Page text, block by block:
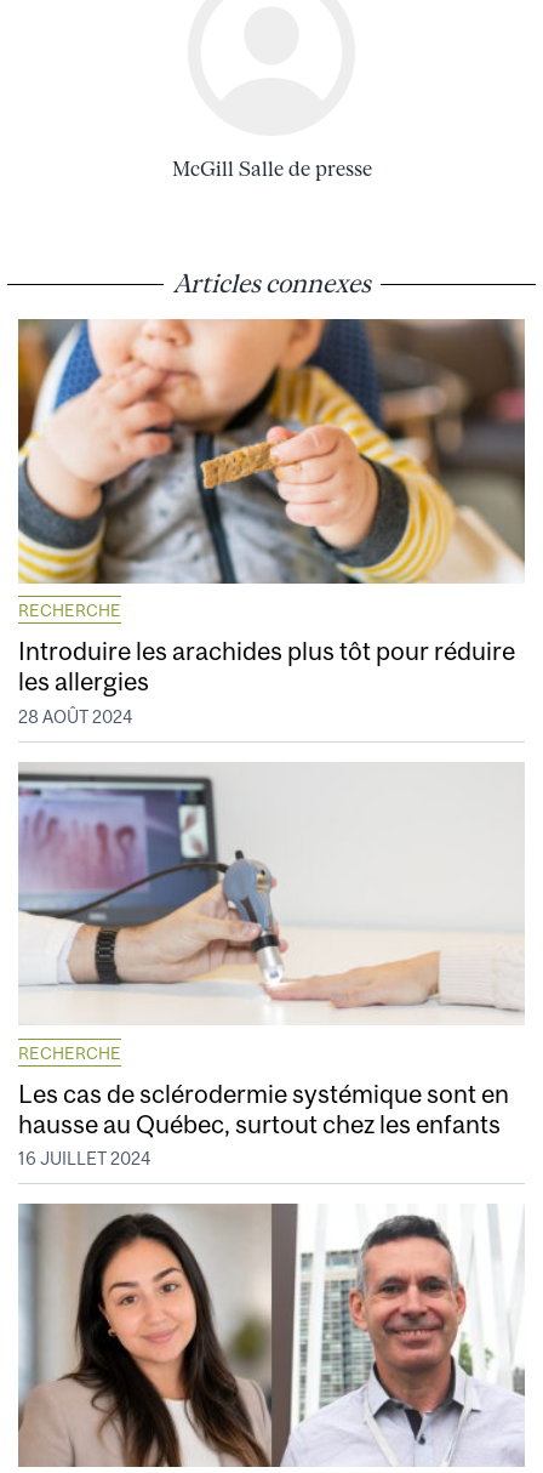
McGill Salle de presse
Articles connexes
RECHERCHE
Introduire les arachides plus tôt pour réduire
les allergies
28 AOÛT 2024
RECHERCHE
Les cas de sclérodermie systémique sont en
hausse au Québec, surtout chez les enfants
16 JUILLET 2024